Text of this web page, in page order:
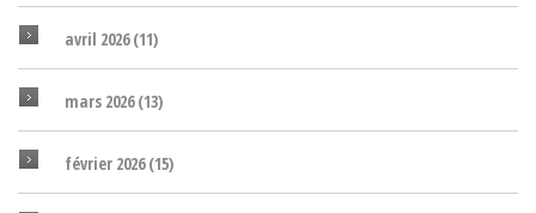
avril 2026(11)
mars 2026(13)
février 2026(15)